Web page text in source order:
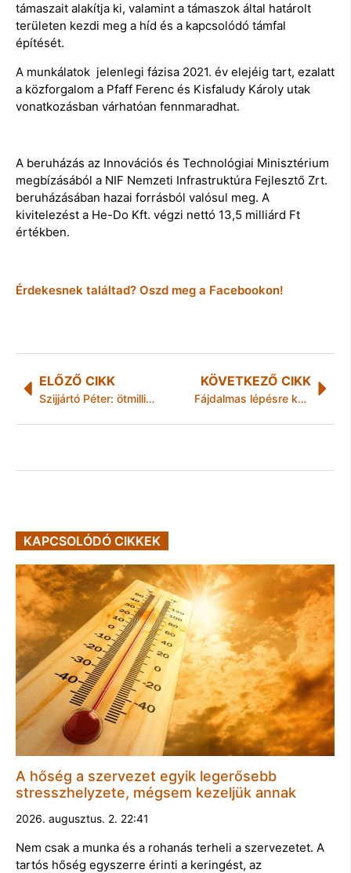
támaszait alakítja ki, valamint a támaszok által határolt
területen kezdi meg a híd és a kapcsolódó támfal
építését.
A munkálatok jelenlegi fázisa 2021. év elejéig tart, ezalatt
a közforgalom a Pfaff Ferenc és Kisfaludy Károly utak
vonatkozásban várhatóan fennmaradhat.
A beruházás az Innovációs és Technológiai Minisztérium
megbízásából a NIF Nemzeti Infrastruktúra Fejlesztő Zrt.
beruházásában hazai forrásból valósul meg. A
kivitelezést a He-Do Kft. végzi nettó 13,5 milliárd Ft
értékben.
Érdekesnek találtad? Oszd meg a Facebookon!
ELŐZŐ CIKK
Szijjártó Péter: ötmillió maszk, 140 lélegeztetőgép és több mint 30 ezer izolációs köpeny érkezik szerdán Kínából
KÖVETKEZŐ CIKK
Fájdalmas lépésre kényszerül a Miskolc Holding
KAPCSOLÓDÓ CIKKEK
A hőség a szervezet egyik legerősebb
stresszhelyzete, mégsem kezeljük annak
2026. augusztus. 2. 22:41
Nem csak a munka és a rohanás terheli a szervezetet. A
tartós hőség egyszerre érinti a keringést, az